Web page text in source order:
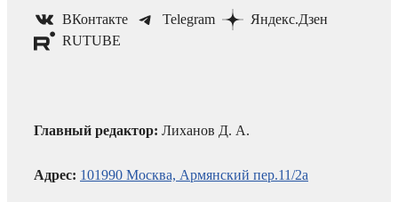
ВКонтакте Telegram
Яндекс.Дзен
RUTUBE
Главный редактор: Лиханов Д. А.
Адрес: 101990 Москва, Армянский пер.11/2а